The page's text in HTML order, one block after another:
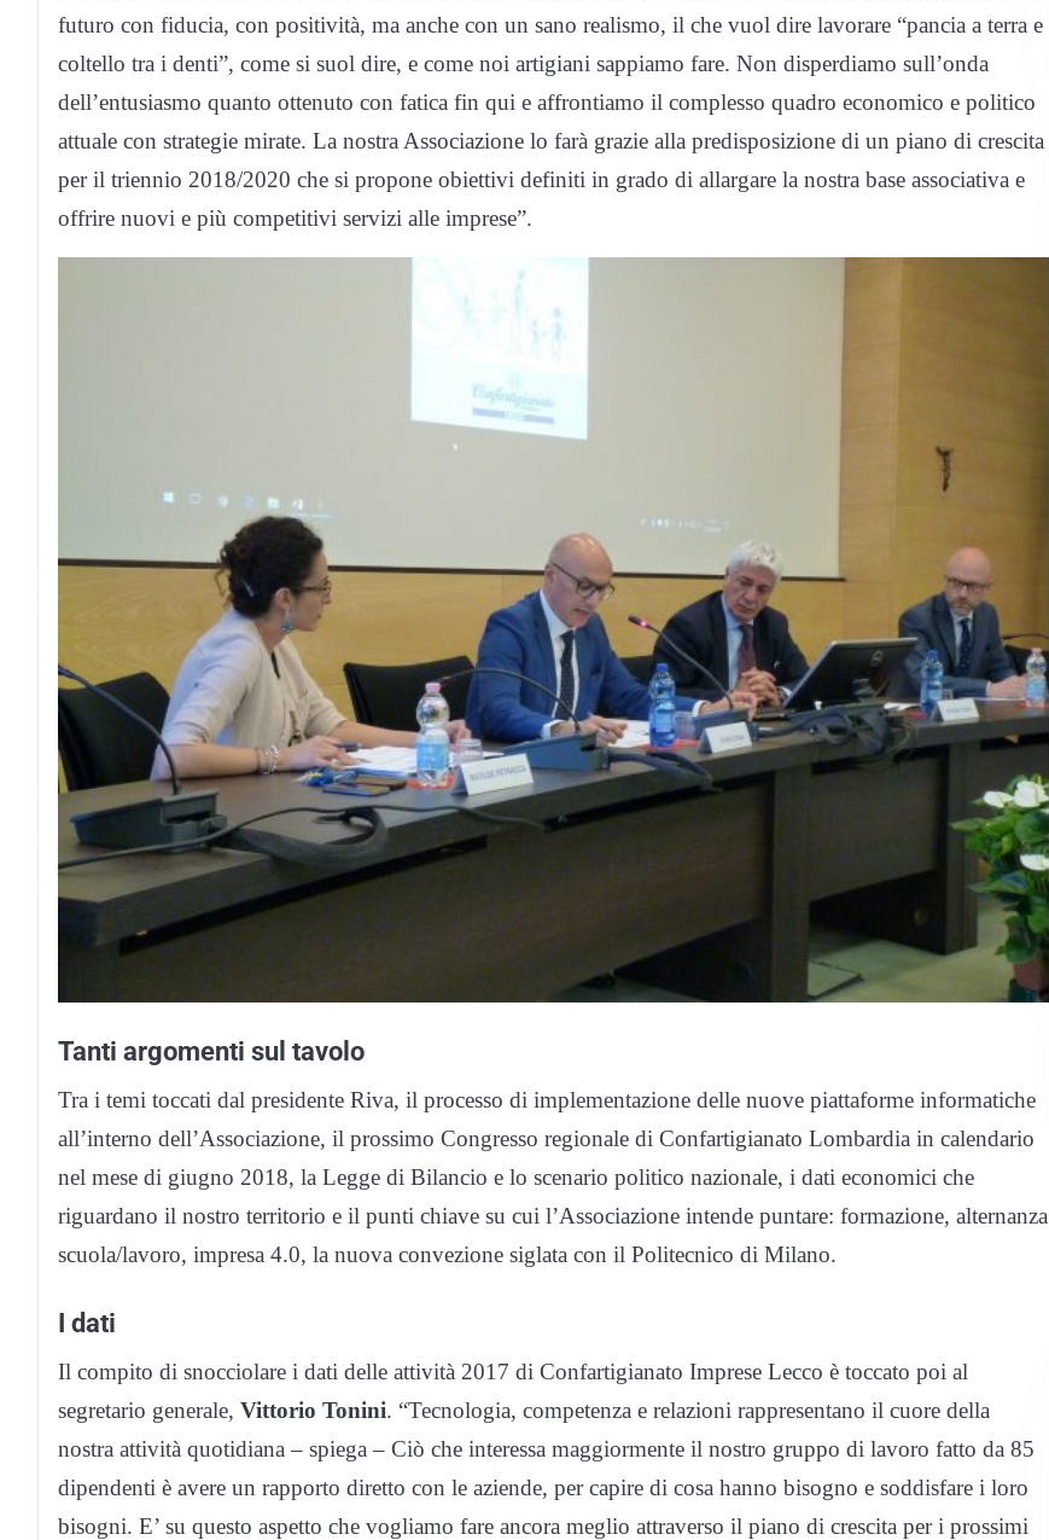
futuro con fiducia, con positività, ma anche con un sano realismo, il che vuol dire lavorare “pancia a terra e
coltello tra i denti”, come si suol dire, e come noi artigiani sappiamo fare. Non disperdiamo sull’onda
dell’entusiasmo quanto ottenuto con fatica fin qui e affrontiamo il complesso quadro economico e politico
attuale con strategie mirate. La nostra Associazione lo farà grazie alla predisposizione di un piano di crescita
per il triennio 2018/2020 che si propone obiettivi definiti in grado di allargare la nostra base associativa e
offrire nuovi e più competitivi servizi alle imprese”.
Tanti argomenti sul tavolo
Tra i temi toccati dal presidente Riva, il processo di implementazione delle nuove piattaforme informatiche
all’interno dell’Associazione, il prossimo Congresso regionale di Confartigianato Lombardia in calendario
nel mese di giugno 2018, la Legge di Bilancio e lo scenario politico nazionale, i dati economici che
riguardano il nostro territorio e il punti chiave su cui l’Associazione intende puntare: formazione, alternanza
scuola/lavoro, impresa 4.0, la nuova convezione siglata con il Politecnico di Milano.
I dati
Il compito di snocciolare i dati delle attività 2017 di Confartigianato Imprese Lecco è toccato poi al
segretario generale, Vittorio Tonini. “Tecnologia, competenza e relazioni rappresentano il cuore della
nostra attività quotidiana – spiega – Ciò che interessa maggiormente il nostro gruppo di lavoro fatto da 85
dipendenti è avere un rapporto diretto con le aziende, per capire di cosa hanno bisogno e soddisfare i loro
bisogni. E’ su questo aspetto che vogliamo fare ancora meglio attraverso il piano di crescita per i prossimi